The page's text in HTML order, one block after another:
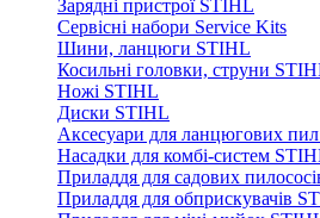
Зарядні пристрої STIHL
Сервісні набори Service Kits
Шини, ланцюги STIHL
Косильні головки, струни
Ножі STIHL
Диски STIHL
Аксесуари для ланцюгових
Насадки для комбі-систем
Приладдя для садових
Приладдя для обприскувачів